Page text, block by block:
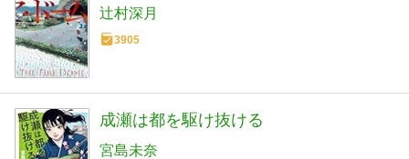
辻村深月
3905
成瀬は都を駆け抜ける
宮島未奈